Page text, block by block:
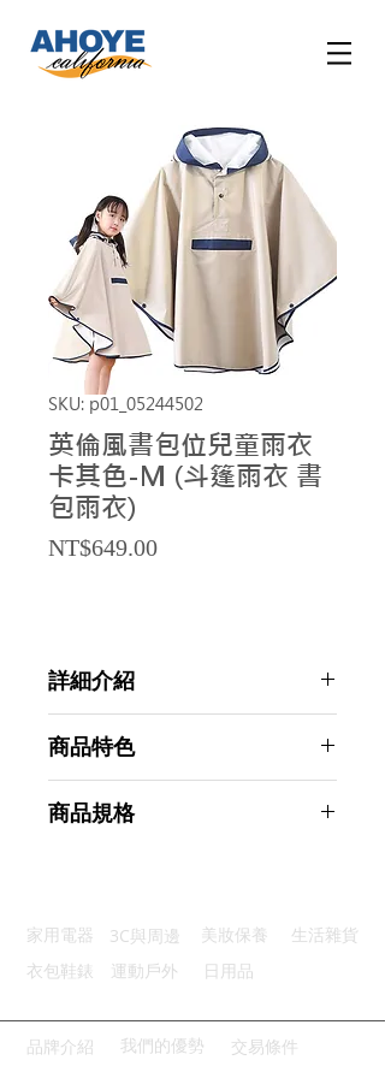
SKU: p01_05244502
英倫風書包位兒童雨衣
卡其色-M (斗篷雨衣 書
包雨衣)
NT$649.00Price
詳細介紹
商品特色
全面覆蓋：斗篷風格雨衣設計考究
商品規格
主要材質：聚酯纖維
商品尺寸：26*23*2cm
產地名稱：中國大陸
代理商：亞桓有限公司
家用電器 3C與周邊 美妝保養
生活雜貨
衣包鞋錶
運動戶外 日用品
品牌介紹 我們的優勢 交易條件